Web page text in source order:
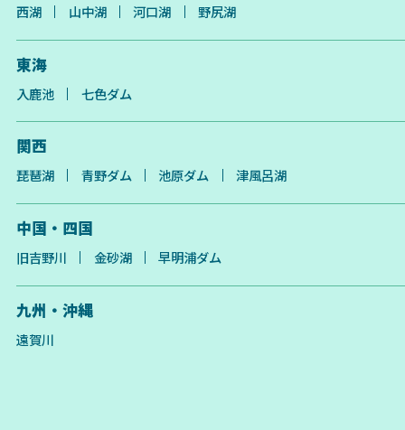
西湖 山中湖 河口湖 野尻湖
東海
入鹿池 七色ダム
関西
琵琶湖 青野ダム 池原ダム 津風呂湖
中国・四国
旧吉野川 金砂湖 早明浦ダム
九州・沖縄
遠賀川